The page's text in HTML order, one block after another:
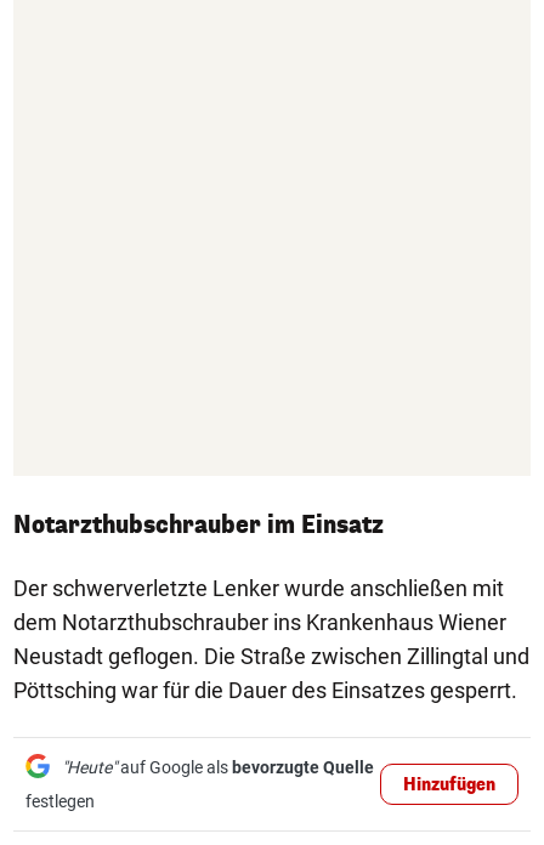
Notarzthubschrauber im Einsatz
Der schwerverletzte Lenker wurde anschließen mit
dem Notarzthubschrauber ins Krankenhaus Wiener
Neustadt geflogen. Die Straße zwischen Zillingtal und
Pöttsching war für die Dauer des Einsatzes gesperrt.
"Heute"auf Google als bevorzugte Quelle
festlegen
Hinzufügen